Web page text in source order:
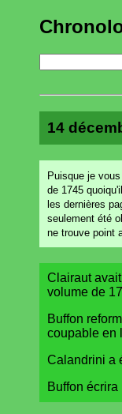
14
Puisque je
de 1745
les dernières
seulement été
ne trouve point
Clairaut
volume de
Buffon
coupable en
Calandrini a
Buffon